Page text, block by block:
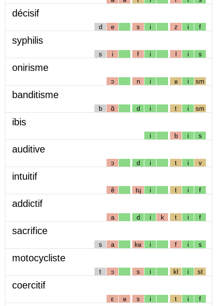
décisif
d e s i z i f
syphilis
s i f i l i s
onirisme
ɔ n i ʁ i sm
banditisme
b ɑ̃ d i t i sm
ibis
i b i s
auditive
ɔ d i t i v
intuitif
ẽ tɥ i t i f
addictif
a d i k t i f
sacrifice
s a kʁ i f i s
motocycliste
t ɔ s i kl i st
coercitif
ɛ ʁ s i t i f